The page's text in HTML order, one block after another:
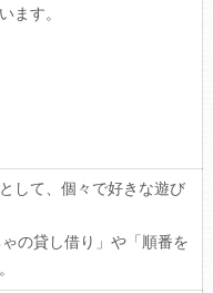
ます。
して、個々で好きな遊び
の貸し借り」や「順番を